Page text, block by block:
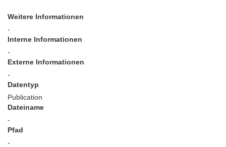
Weitere Informationen
-
Interne Informationen
-
Externe Informationen
-
Datentyp
Publication
Dateiname
-
Pfad
-